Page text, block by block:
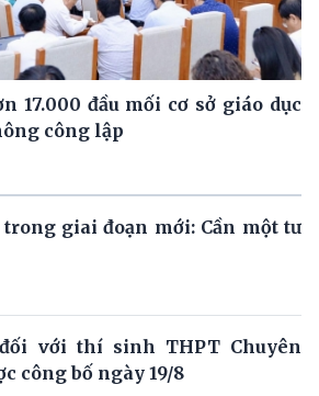
17.000 đầu mối cơ sở giáo dục
công lập
giai đoạn mới: Cần một tư
với thí sinh THPT Chuyên
công bố ngày 19/8